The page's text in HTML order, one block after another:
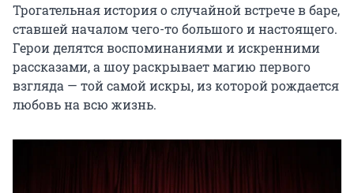
Трогательная история о случайной встрече в баре,
ставшей началом чего-то большого и настоящего.
Герои делятся воспоминаниями и искренними
рассказами, а шоу раскрывает магию первого
взгляда — той самой искры, из которой рождается
любовь на всю жизнь.